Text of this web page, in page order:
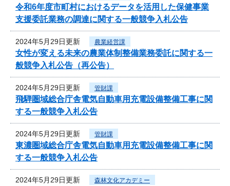
令和6年度市町村におけるデータを活用した保健事業
支援委託業務の調達に関する一般競争入札公告
2024年5月29日更新 農業経営課
女性が変える未来の農業体制整備業務委託に関する一
般競争入札公告（再公告）
2024年5月29日更新 管財課
飛騨圏域総合庁舎電気自動車用充電設備整備工事に関
する一般競争入札公告
2024年5月29日更新 管財課
東濃圏域総合庁舎電気自動車用充電設備整備工事に関
する一般競争入札公告
2024年5月29日更新 森林文化アカデミー